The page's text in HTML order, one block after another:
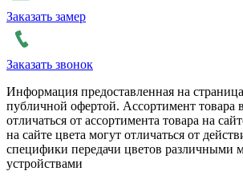
Заказать замер
Заказать звонок
Информация предоставленная на
публичной офертой. Ассортимент товара
отличаться от ассортимента товара на
на сайте цвета могут отличаться от
специфики передачи цветов различными
устройствами